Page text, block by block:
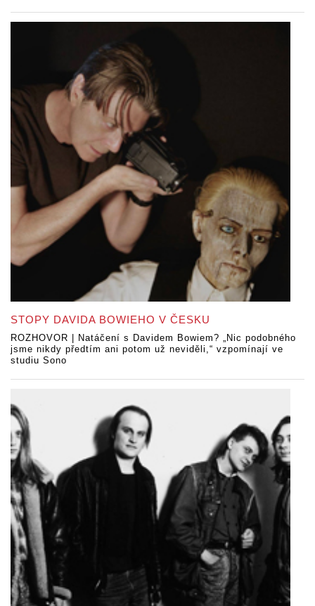
STOPY DAVIDA BOWIEHO V ČESKU
ROZHOVOR | Natáčení s Davidem Bowiem? „Nic podobného
jsme nikdy předtím ani potom už neviděli,“ vzpomínají ve
studiu Sono